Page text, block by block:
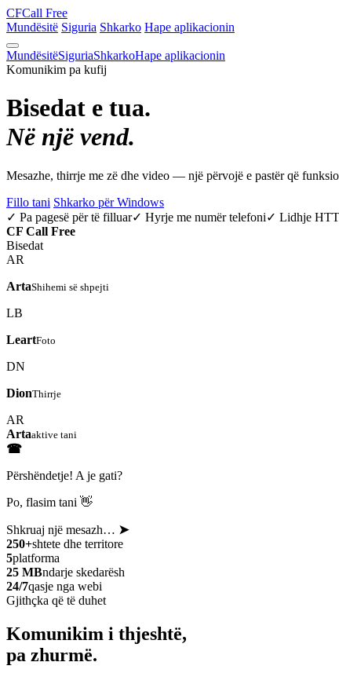
CFCall Free
Mundësitë Siguria Shkarko Hape aplikacionin
MundësitëSiguriaShkarkoHape aplikacionin
Komunikim pa kufij
Bisedat e tua.
Në një vend.
Mesazhe, thirrje me zë dhe video — një përvojë e pastër që
Fillo tani Shkarko për Windows
✓ Pa pagesë për të filluar✓ Hyrje me numër telefoni✓ Lidhje
CF Call Free
Bisedat
AR
ArtaShihemi së shpejti
LB
LeartFoto
DN
DionThirrje
AR
Artaaktive tani
☎
Përshëndetje! A je gati?
Po, flasim tani 👋
Shkruaj një mesazh… ➤
250+shtete dhe territore
5platforma
25 MBndarje skedarësh
24/7qasje nga webi
Gjithçka që të duhet
Komunikim i thjeshtë,
pa zhurmë.